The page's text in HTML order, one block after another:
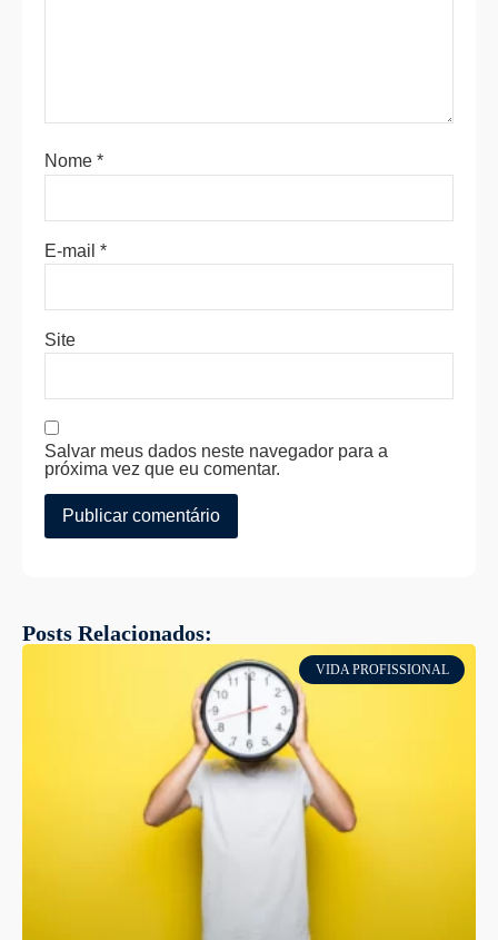
Nome *
E-mail *
Site
Salvar meus dados neste navegador para a
próxima vez que eu comentar.
Posts Relacionados:
VIDA PROFISSIONAL